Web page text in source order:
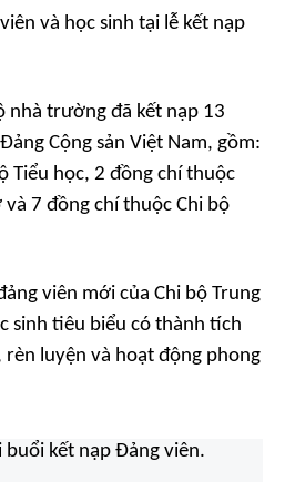
và học sinh tại lễ kết nạp
nhà trường đã kết nạp 13
Cộng sản Việt Nam, gồm:
Tiểu học, 2 đồng chí thuộc
và 7 đồng chí thuộc Chi bộ
viên mới của Chi bộ Trung
sinh tiêu biểu có thành tích
rèn luyện và hoạt động phong